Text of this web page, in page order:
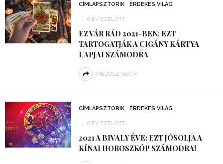
CÍMLAPSZTORIK ÉRDEKES VILÁG
6 ÉV EZELŐTT
EZ VÁR RÁD 2021-BEN: EZT
TARTOGATJÁK A CIGÁNY KÁRTYA
LAPJAI SZÁMODRA
MEGOSZTÁSOK
CÍMLAPSZTORIK ÉRDEKES VILÁG
6 ÉV EZELŐTT
2021 A BIVALY ÉVE: EZT JÓSOLJA A
KÍNAI HOROSZKÓP SZÁMODRA!